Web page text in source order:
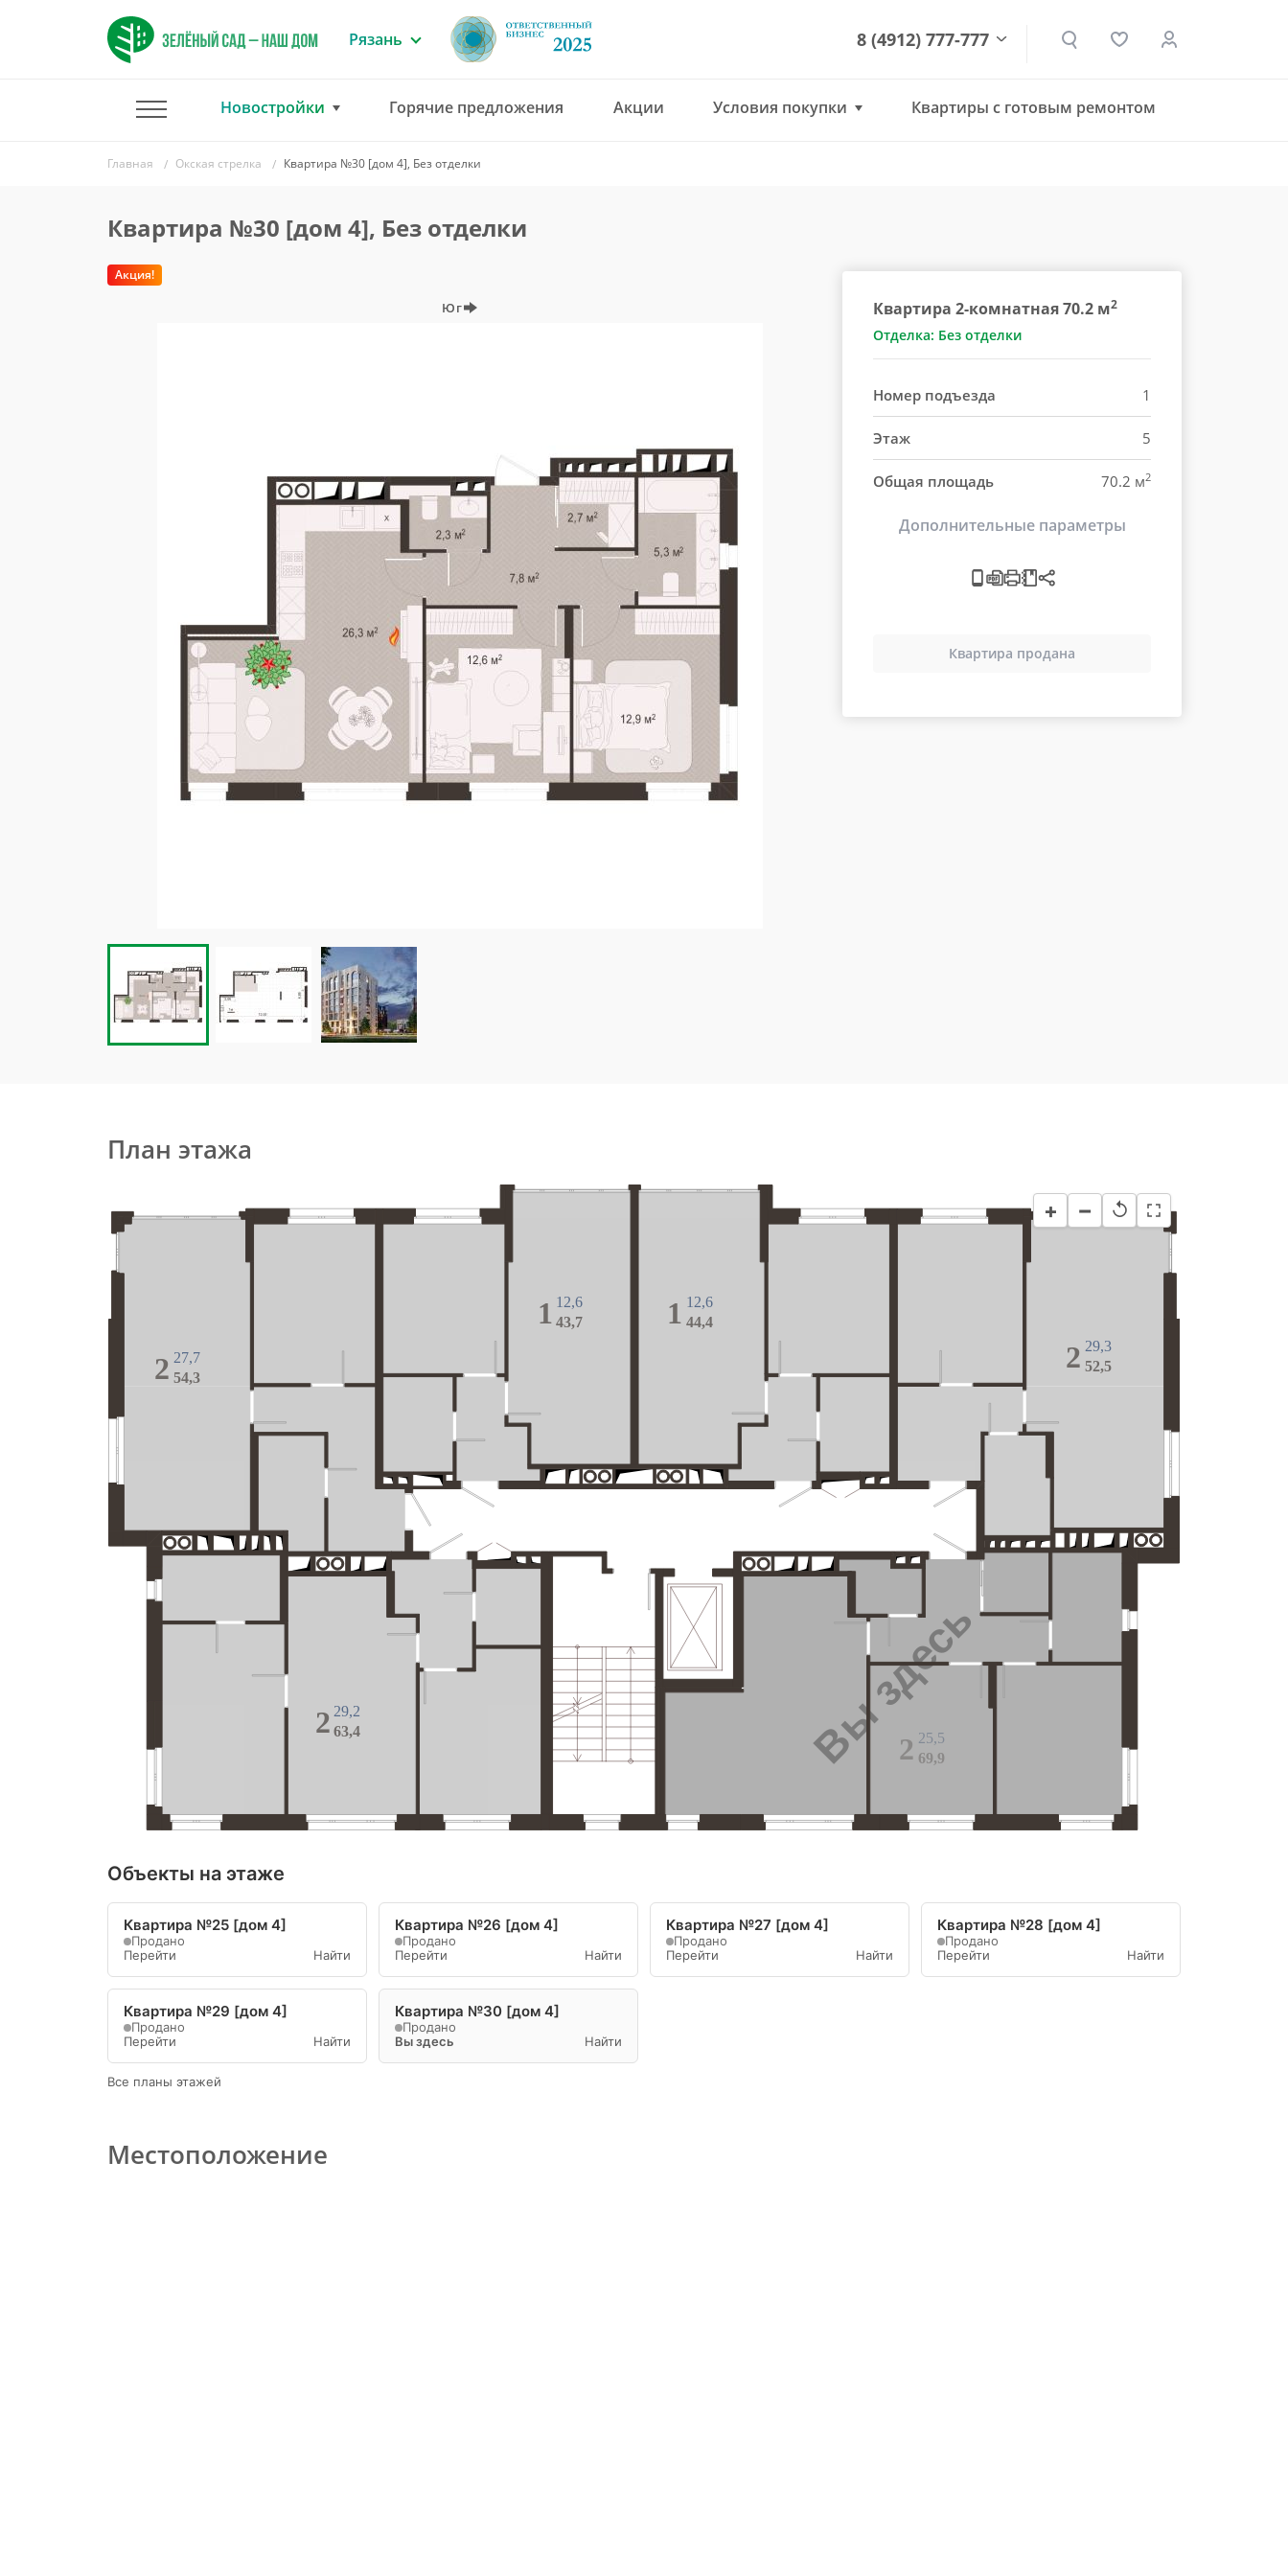
Рязань 8 (4912) 777-777
Новостройки Горячие предложения Акции Условия покупки Квартиры с готовым ремонтом
Главная Окская стрелка Квартира №30 [дом 4], Без отделки
Квартира №30 [дом 4], Без отделки
Акция!
Юг Квартира 2-комнатная 70.2 м2
Отделка: Без отделки
Номер подъезда 1
Этаж 5
Общая площадь 70.2 м2
Дополнительные параметры
Квартира продана
План этажа
+ − ↺
2 29,2
63,4
2 27,7
54,3
1 12,6
43,7
1 12,6
44,4
2 29,3
52,5
2 25,5
69,9
Вы здесь
Объекты на этаже
Квартира №25 [дом 4]
Продано
Перейти
Найти
Квартира №26 [дом 4]
Продано
Перейти
Найти
Квартира №27 [дом 4]
Продано
Перейти
Найти
Квартира №28 [дом 4]
Продано
Перейти
Найти
Квартира №29 [дом 4]
Продано
Перейти
Найти
Квартира №30 [дом 4]
Продано
Вы здесь
Найти
Все планы этажей
Местоположение